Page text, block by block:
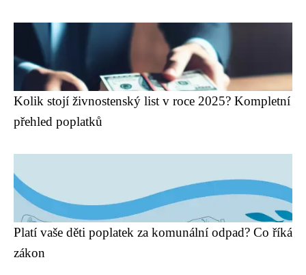
Kolik stojí živnostenský list v roce 2025? Kompletní
přehled poplatků
Platí vaše děti poplatek za komunální odpad? Co říká
zákon